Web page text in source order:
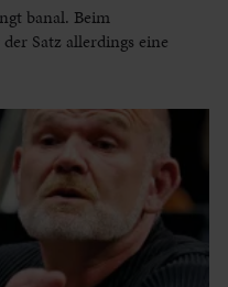
banal. Beim
Satz allerdings eine